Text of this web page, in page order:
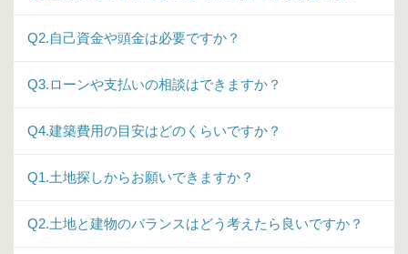
Q2.自己資金や頭金は必要ですか？
Q3.ローンや支払いの相談はできますか？
Q4.建築費用の目安はどのくらいですか？
Q1.土地探しからお願いできますか？
Q2.土地と建物のバランスはどう考えたら良いですか？